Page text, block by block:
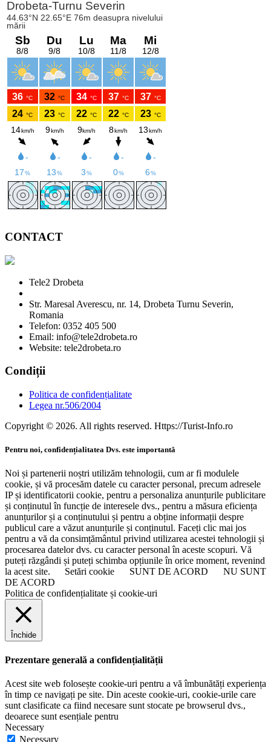
CONTACT
Tele2 Drobeta
Str. Maresal Averescu, nr. 14, Drobeta Turnu Severin,
Romania
Telefon: 0352 405 500
Email: info@tele2drobeta.ro
Website: tele2drobeta.ro
Condiții
Politica de confidențialitate
Legea nr.506/2004
Copyright © 2026. All rights reserved. Https://Turist-Info.ro
Pentru noi, confidențialitatea Dvs. este importantă
Noi și partenerii noștri utilizăm tehnologii, cum ar fi modulele
cookie, și vă procesăm datele cu caracter personal, precum adresele
IP și identificatorii cookie, pentru a personaliza anunțurile publicitare
și conținutul în funcție de interesele dvs., pentru a măsura eficiența
anunțurilor și a conținutului și pentru a obține informații despre
publicul care a văzut anunțurile și conținutul. Faceți clic mai jos
pentru a vă da consimțământul privind utilizarea acestei tehnologii și
procesarea datelor dvs. cu caracter personal în aceste scopuri. Vă
puteți răzgândi și puteți schimba opțiunile în orice moment, revenind
la acest site.
Setări cookie SUNT DE ACORD
NU SUNT
DE ACORD
Politica de confidențialitate și cookie-uri
Închide
Prezentare generală a confidențialității
Acest site web folosește cookie-uri pentru a vă îmbunătăți experiența
în timp ce navigați pe site. Din aceste cookie-uri, cookie-urile care
sunt clasificate ca fiind necesare sunt stocate pe browserul dvs.,
deoarece sunt esențiale pentru
Necessary
Necessary